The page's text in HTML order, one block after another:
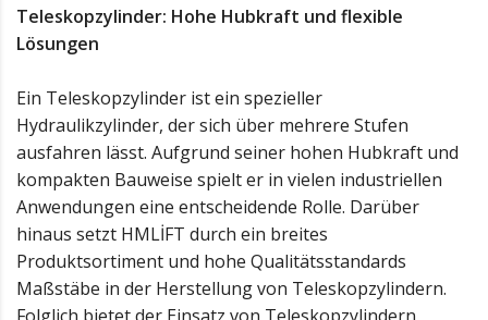
Teleskopzylinder: Hohe Hubkraft und flexible
Lösungen
Ein Teleskopzylinder ist ein spezieller
Hydraulikzylinder, der sich über mehrere Stufen
ausfahren lässt. Aufgrund seiner hohen Hubkraft und
kompakten Bauweise spielt er in vielen industriellen
Anwendungen eine entscheidende Rolle. Darüber
hinaus setzt HMLİFT durch ein breites
Produktsortiment und hohe Qualitätsstandards
Maßstäbe in der Herstellung von Teleskopzylindern.